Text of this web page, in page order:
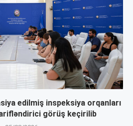
edilmiş inspeksiya orqanları
görüş keçirilib